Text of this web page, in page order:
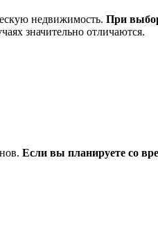
недвижимость. При
значительно отличаются.
Если вы планируете со